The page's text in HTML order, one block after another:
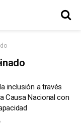
inclusión a través
Causa Nacional con